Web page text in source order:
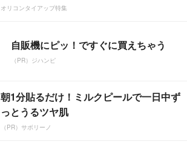
オリコンタイアップ特集
自販機にピッ！ですぐに買えちゃう
（PR）ジハンピ
朝1分貼るだけ！ミルクピールで一日中ず
っとうるツヤ肌
（PR）サボリーノ